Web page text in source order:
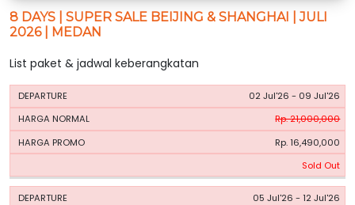
8 DAYS | SUPER SALE BEIJING & SHANGHAI | JULI
2026 | MEDAN
List paket & jadwal keberangkatan
PERIODE
HARGA
02 Jul'26 - 09 Jul'26
Rp. 21,000,000
Rp. 16,490,000
Sold Out
05 Jul'26 - 12 Jul'26